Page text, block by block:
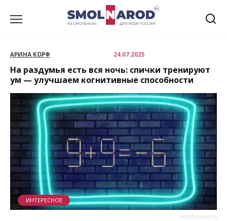
АРИНА КОРФ 24.07.2025
На раздумья есть вся ночь: спички тренируют
ум — улучшаем когнитивные способности
nord-news.ru
ИНТЕРЕСНОЕ